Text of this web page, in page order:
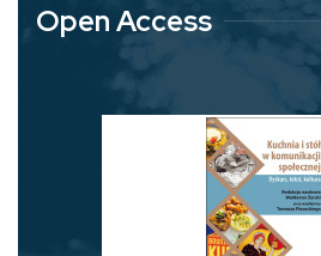
Open Access